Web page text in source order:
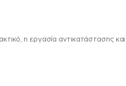
η εργασία αντικατάστασης